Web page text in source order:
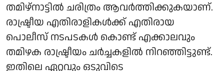
തമിഴ്‌നാട്ടില്‍ ചരിത്രം ആവര്‍ത്തിക്കുകയാണ്.
രാഷ്ട്രീയ എതിരാളികള്‍ക്ക് എതിരായ
പൊലീസ് നടപടകള്‍ കൊണ്ട് എക്കാലവും
തമിഴക രാഷ്ട്രീയം ചര്‍ച്ചകളില്‍ നിറഞ്ഞിട്ടുണ്ട്.
ഇതിലെ ഏറ്റവും ഒടുവിടെ